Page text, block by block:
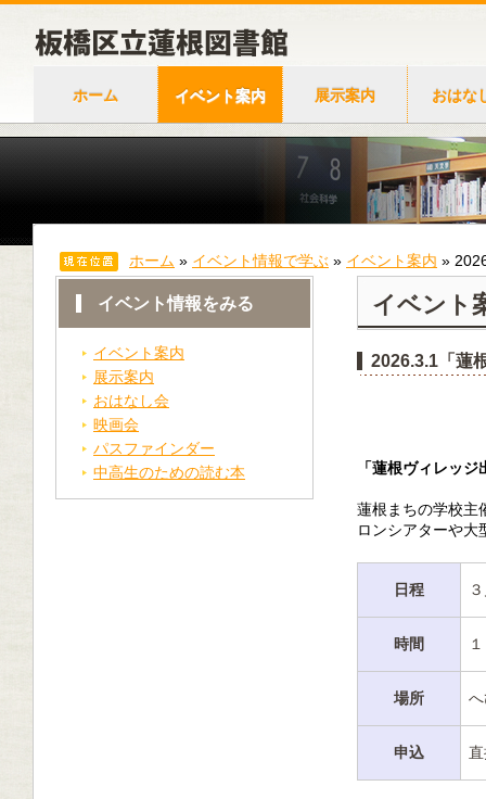
ホーム イベント案内 展示案内 おはな
ホーム » イベント情報で学ぶ » イベント案内 »
イベント情報をみる
イベント案内
展示案内
おはなし会
映画会
パスファインダー
中高生のための読む本
イベント
2026.3.1「蓮
「蓮根ヴィレッ
蓮根まちの学校主
ロンシアターや大
日程
時間
場所
申込